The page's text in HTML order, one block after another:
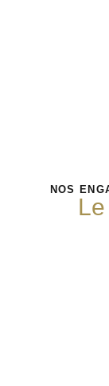
NOS